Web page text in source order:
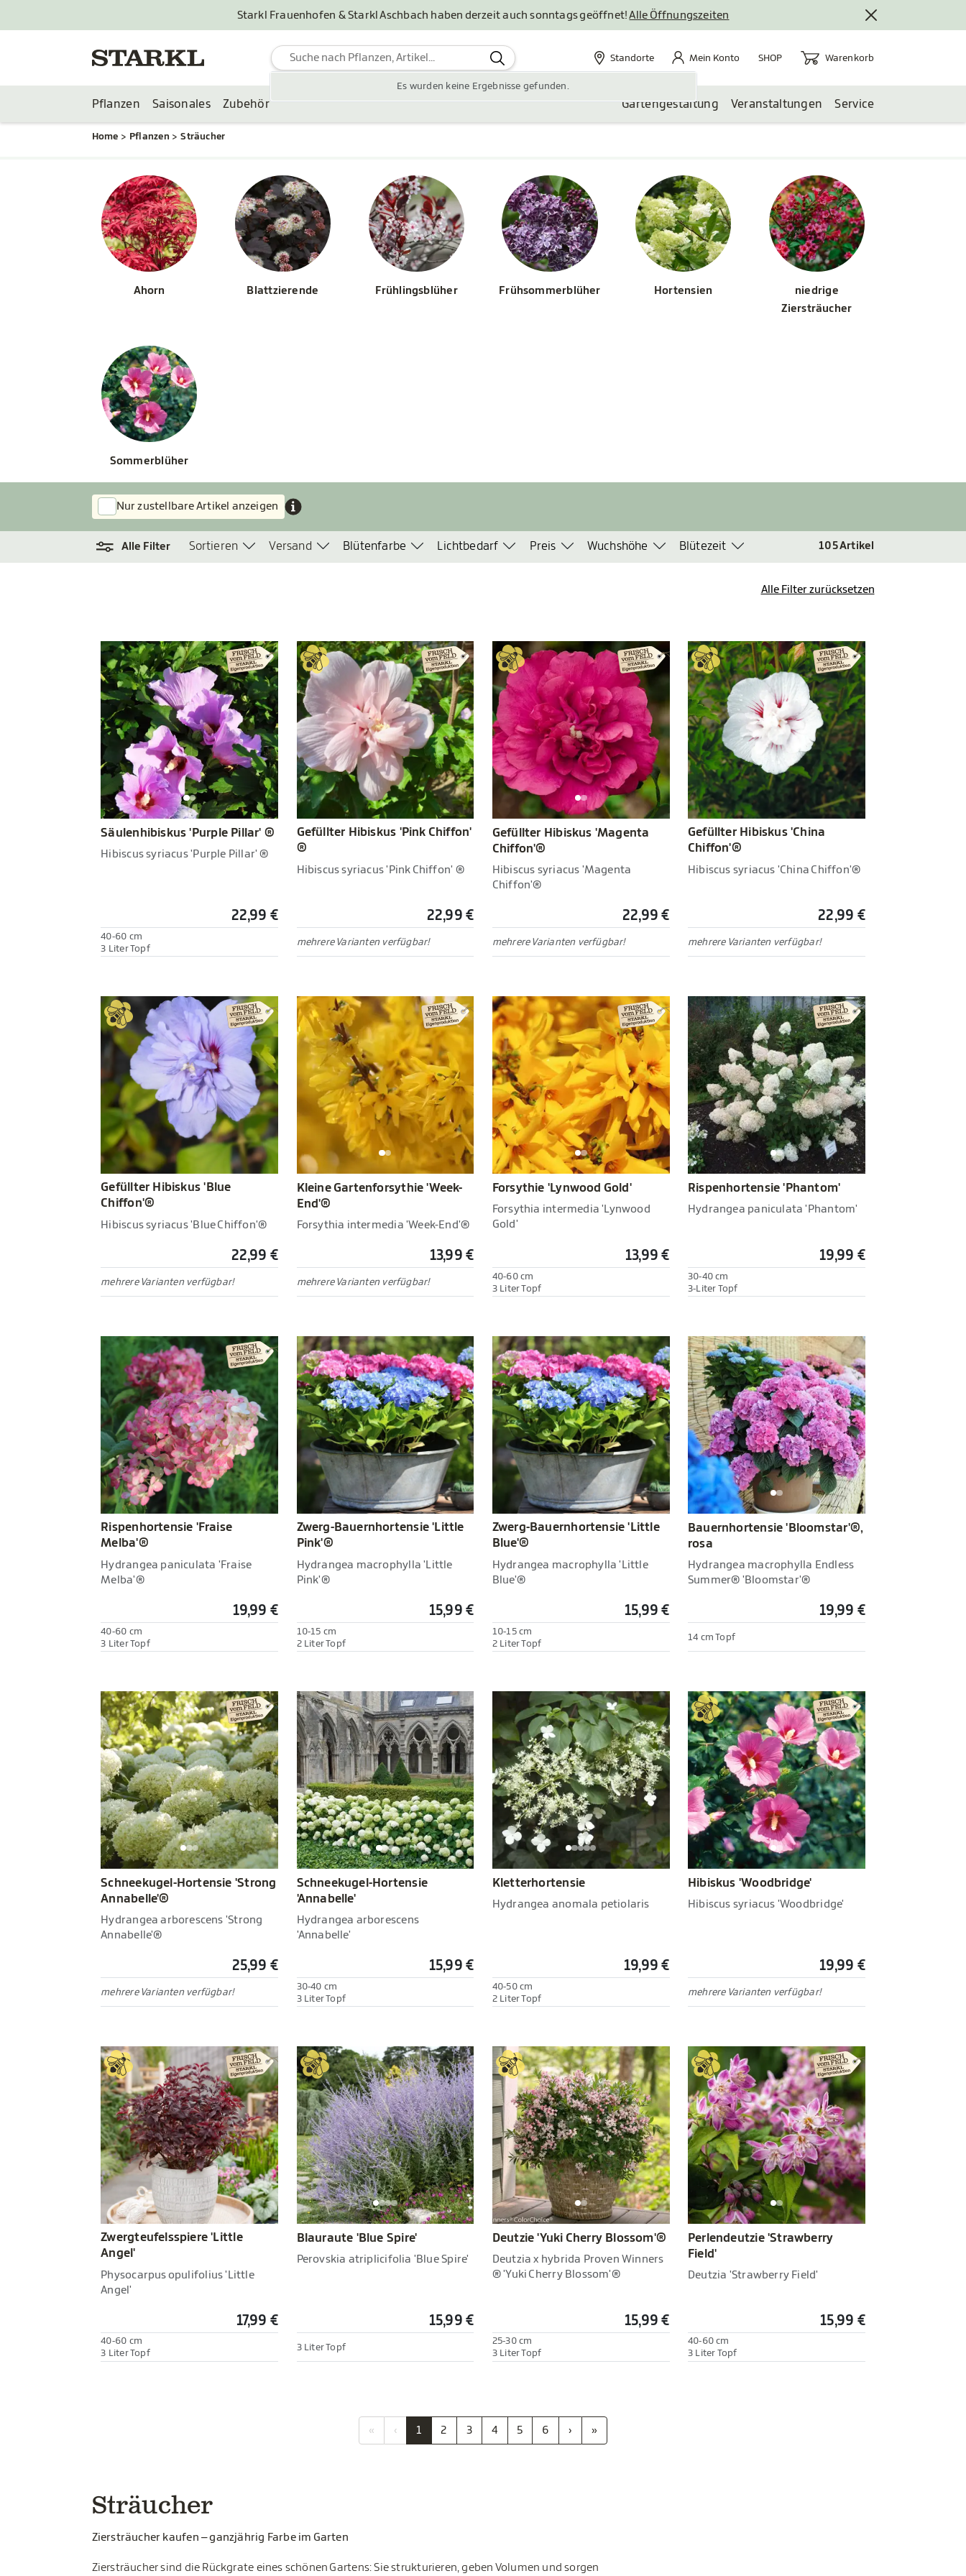
Starkl Frauenhofen & Starkl Aschbach haben derzeit auch sonntags geöffnet!Alle Öffnungszeiten
Es wurden keine Ergebnisse gefunden.
Standorte
Standorte Mein Konto
Mein Konto SHOP Warenkorb
Warenkorb
Pflanzen Saisonales Zubehör Gartengestaltung Veranstaltungen Service
Home Pflanzen Sträucher
Ahorn Blattzierende Frühlingsblüher Frühsommerblüher Hortensien
niedrige
Ziersträucher
Sommerblüher
Nur zustellbare Artikel anzeigen
Alle Filter Sortieren Versand Blütenfarbe Lichtbedarf Preis Wuchshöhe Blütezeit 105Artikel
Alle Filter zurücksetzen
Säulenhibiskus 'Purple Pillar' ®
Hibiscus syriacus 'Purple Pillar' ®
22,99 €
40-60 cm
3 Liter Topf
Gefüllter Hibiskus 'Pink Chiffon'
®
Hibiscus syriacus 'Pink Chiffon' ®
22,99 €
mehrere Varianten verfügbar!
Gefüllter Hibiskus 'Magenta
Chiffon'®
Hibiscus syriacus 'Magenta
Chiffon'®
22,99 €
mehrere Varianten verfügbar!
Gefüllter Hibiskus 'China
Chiffon'®
Hibiscus syriacus 'China Chiffon'®
22,99 €
mehrere Varianten verfügbar!
Gefüllter Hibiskus 'Blue
Chiffon'®
Hibiscus syriacus 'Blue Chiffon'®
22,99 €
mehrere Varianten verfügbar!
Kleine Gartenforsythie 'Week-
End'®
Forsythia intermedia 'Week-End'®
13,99 €
mehrere Varianten verfügbar!
Forsythie 'Lynwood Gold'
Forsythia intermedia 'Lynwood
Gold'
13,99 €
40-60 cm
3 Liter Topf
Rispenhortensie 'Phantom'
Hydrangea paniculata 'Phantom'
19,99 €
30-40 cm
3-Liter Topf
Rispenhortensie 'Fraise
Melba'®
Hydrangea paniculata 'Fraise
Melba'®
19,99 €
40-60 cm
3 Liter Topf
Zwerg-Bauernhortensie 'Little
Pink'®
Hydrangea macrophylla 'Little
Pink'®
15,99 €
10-15 cm
2 Liter Topf
Zwerg-Bauernhortensie 'Little
Blue'®
Hydrangea macrophylla 'Little
Blue'®
15,99 €
10-15 cm
2 Liter Topf
Bauernhortensie 'Bloomstar'®,
rosa
Hydrangea macrophylla Endless
Summer® 'Bloomstar'®
19,99 €
14 cm Topf
Schneekugel-Hortensie 'Strong
Annabelle'®
Hydrangea arborescens 'Strong
Annabelle'®
25,99 €
mehrere Varianten verfügbar!
Schneekugel-Hortensie
'Annabelle'
Hydrangea arborescens
'Annabelle'
15,99 €
30-40 cm
3 Liter Topf
Kletterhortensie
Hydrangea anomala petiolaris
19,99 €
40-50 cm
2 Liter Topf
Hibiskus 'Woodbridge'
Hibiscus syriacus 'Woodbridge'
19,99 €
mehrere Varianten verfügbar!
Zwergteufelsspiere 'Little
Angel'
Physocarpus opulifolius 'Little
Angel'
17,99 €
40-60 cm
3 Liter Topf
Blauraute 'Blue Spire'
Perovskia atriplicifolia 'Blue Spire'
15,99 €
3 Liter Topf
Deutzie 'Yuki Cherry Blossom'®
Deutzia x hybrida Proven Winners
® 'Yuki Cherry Blossom'®
15,99 €
25-30 cm
3 Liter Topf
Perlendeutzie 'Strawberry
Field'
Deutzia 'Strawberry Field'
15,99 €
40-60 cm
3 Liter Topf
« ‹ 1 2 3 4 5 6 › »
Sträucher
Ziersträucher kaufen – ganzjährig Farbe im Garten
Ziersträucher sind die Rückgrate eines schönen Gartens: Sie strukturieren, geben Volumen und sorgen